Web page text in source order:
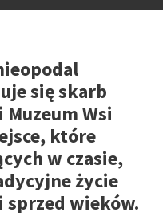
się skarb
Wsi
które
w czasie,
życie
sprzed wieków.